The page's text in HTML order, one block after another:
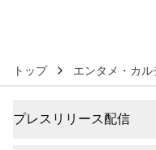
トップ エンタメ・カ
プレスリリース配信